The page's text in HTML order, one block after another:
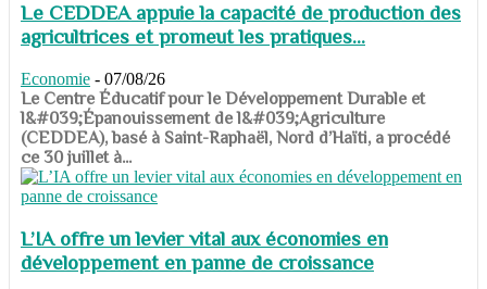
Le CEDDEA appuie la capacité de production des
agricultrices et promeut les pratiques...
Economie - 07/08/26
​​​​​​​Le Centre Éducatif pour le Développement Durable et
l&#039;Épanouissement de l&#039;Agriculture
(CEDDEA), basé à Saint-Raphaël, Nord d’Haïti, a procédé
ce 30 juillet à...
L’IA offre un levier vital aux économies en
développement en panne de croissance